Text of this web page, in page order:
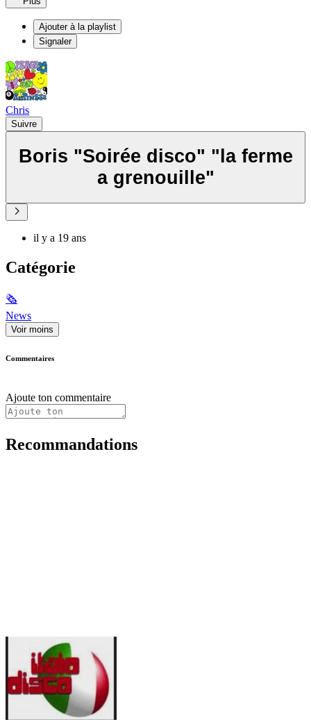
Ajouter à la playlist
Signaler
Chris
Suivre
Boris "Soirée disco" "la ferme
a grenouille"
il y a 19 ans
Catégorie
🗞
News
Voir moins
Commentaires
Ajoute ton commentaire
Recommandations